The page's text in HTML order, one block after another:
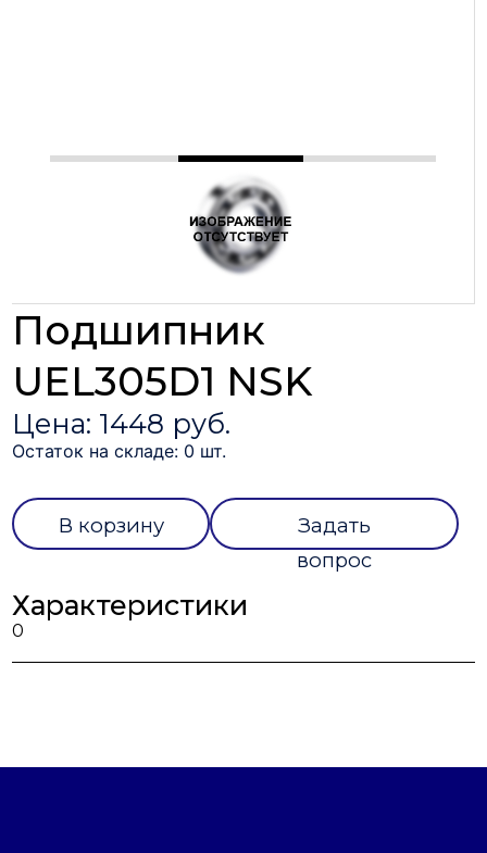
Подшипник
UEL305D1 NSK
Цена: 1448 руб.
Остаток на складе: 0 шт.
В корзину
Задать
вопрос
Характеристики
0